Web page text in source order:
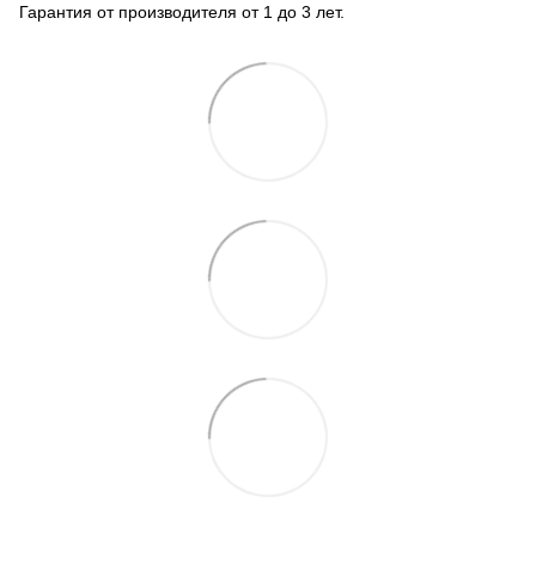
Гарантия от производителя от 1 до 3 лет.